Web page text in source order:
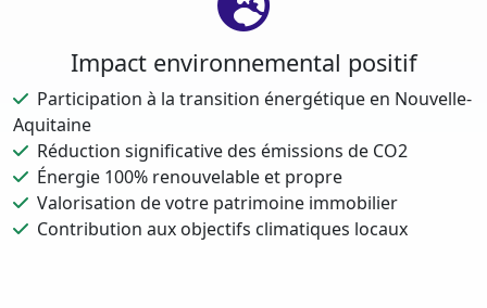
Impact environnemental positif
Participation à la transition énergétique en Nouvelle-
Aquitaine
Réduction significative des émissions de CO2
Énergie 100% renouvelable et propre
Valorisation de votre patrimoine immobilier
Contribution aux objectifs climatiques locaux